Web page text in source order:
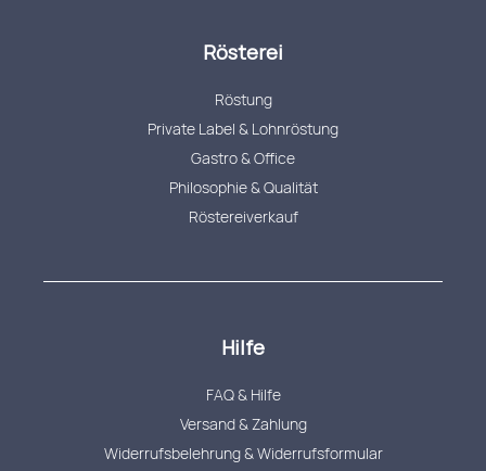
Rösterei
Röstung
Private Label & Lohnröstung
Gastro & Office
Philosophie & Qualität
Röstereiverkauf
Hilfe
FAQ & Hilfe
Versand & Zahlung
Widerrufsbelehrung & Widerrufsformular